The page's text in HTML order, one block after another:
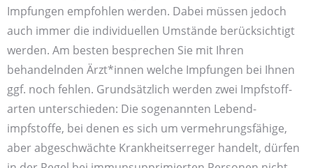
Impfungen empfohlen werden. Dabei müssen jedoch
auch immer die individuellen Umstände berücksichtigt
werden. Am besten besprechen Sie mit Ihren
behandelnden Ärzt*innen welche Impfungen bei Ihnen
ggf. noch fehlen. Grund­sätzlich werden zwei Impf­stoff­
arten unterschieden: Die sogenannten Lebend­
impfstoffe, bei denen es sich um vermehrungs­fähige,
aber abgeschwächte Krankheits­erreger handelt, dürfen